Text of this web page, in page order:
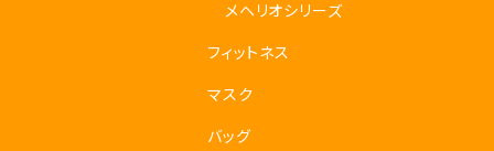
メヘリオシリーズ
フィットネス
マスク
バッグ